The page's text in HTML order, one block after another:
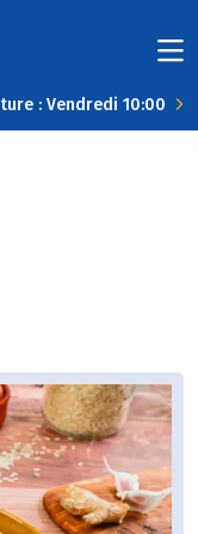
: Vendredi 10:00